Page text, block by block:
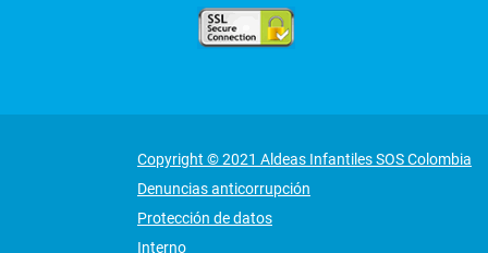
Copyright © 2021 Aldeas Infantiles SOS Colombia
Denuncias anticorrupción
Protección de datos
Interno